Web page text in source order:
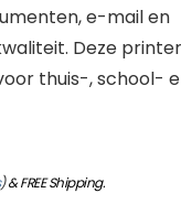
e-mail en
Deze
thuis-, school-
)&FREE Shipping.